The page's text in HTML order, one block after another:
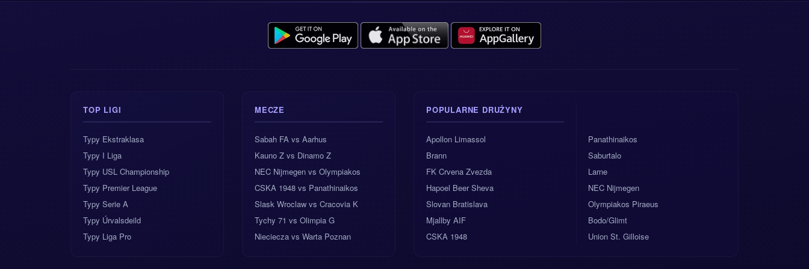
under 2.5 gola. Meksyk może wygrać ten mecz skutecznością, a nie fajerwerkami. Korea Południowa
potrafi zrobić się niewygodna, ale jeśli El Tri strzelą pierwsi, spotkanie może powoli przechylić się na ich
TOP LIGI
Typy Ekstraklasa
Typy I Liga
Typy USL Championship
Typy Premier League
Typy Serie A
Typy Úrvalsdeild
Typy Liga Pro
MECZE
Sabah FA vs Aarhus
Kauno Z vs Dinamo Z
NEC Nijmegen vs Olympiakos
CSKA 1948 vs Panathinaikos
Slask Wroclaw vs Cracovia K
Tychy 71 vs Olimpia G
Nieciecza vs Warta Poznan
POPULARNE DRUŻYNY
Apollon Limassol
Brann
FK Crvena Zvezda
Hapoel Beer Sheva
Slovan Bratislava
Mjallby AIF
CSKA 1948
Panathinaikos
Saburtalo
Larne
NEC Nijmegen
Olympiakos Piraeus
Bodo/Glimt
Union St. Gilloise